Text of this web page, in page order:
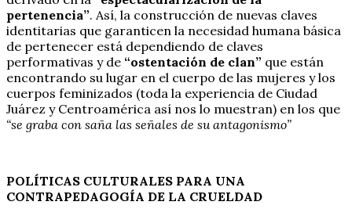
pertenencia”. Así, la construcción de nuevas claves
identitarias que garanticen la necesidad humana básica
de pertenecer está dependiendo de claves
performativas y de “ostentación de clan” que están
encontrando su lugar en el cuerpo de las mujeres y los
cuerpos feminizados (toda la experiencia de Ciudad
Juárez y Centroamérica así nos lo muestran) en los que
“se graba con saña las señales de su antagonismo”
POLÍTICAS CULTURALES PARA UNA
CONTRAPEDAGOGÍA DE LA CRUELDAD